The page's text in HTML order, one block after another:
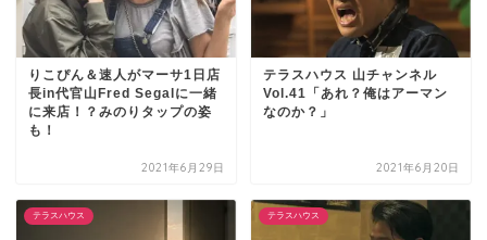
りこぴん＆速人がマーサ1日店
長in代官山Fred Segalに一緒
に来店！？みのりタップの姿
も！
2021年6月29日
テラスハウス 山チャンネル
Vol.41「あれ？俺はアーマン
なのか？」
2021年6月20日
テラスハウス テラスハウス